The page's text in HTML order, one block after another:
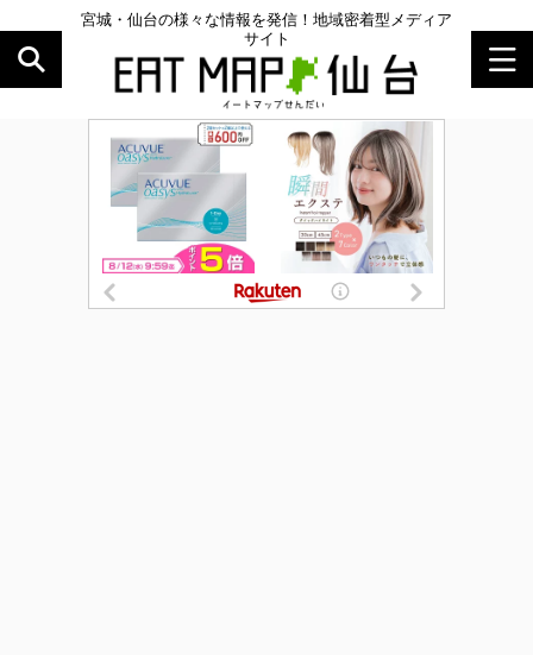
宮城・仙台の様々な情報を発信！地域密着型メディア
サイト